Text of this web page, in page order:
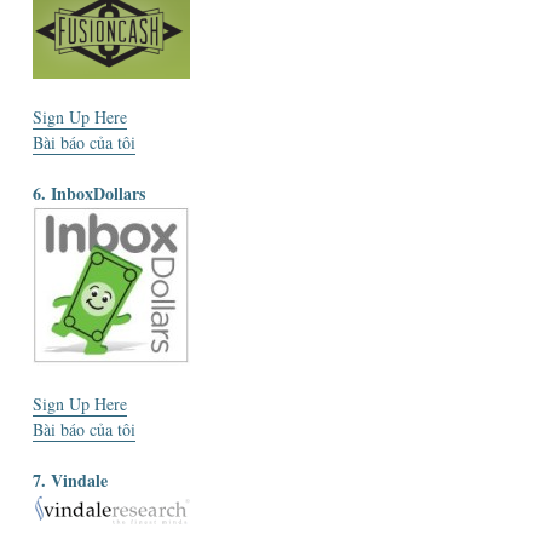
Sign Up Here
Bài báo của tôi
6. InboxDollars
Sign Up Here
Bài báo của tôi
7. Vindale